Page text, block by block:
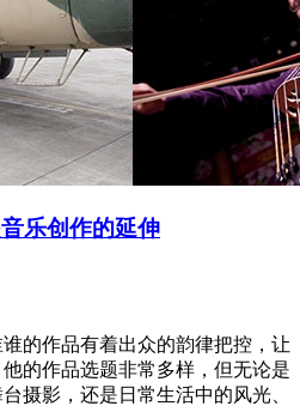
乐创作的延伸
的作品有着出众的韵律把控，让
的作品选题非常多样，但无论是
摄影，还是日常生活中的风光、